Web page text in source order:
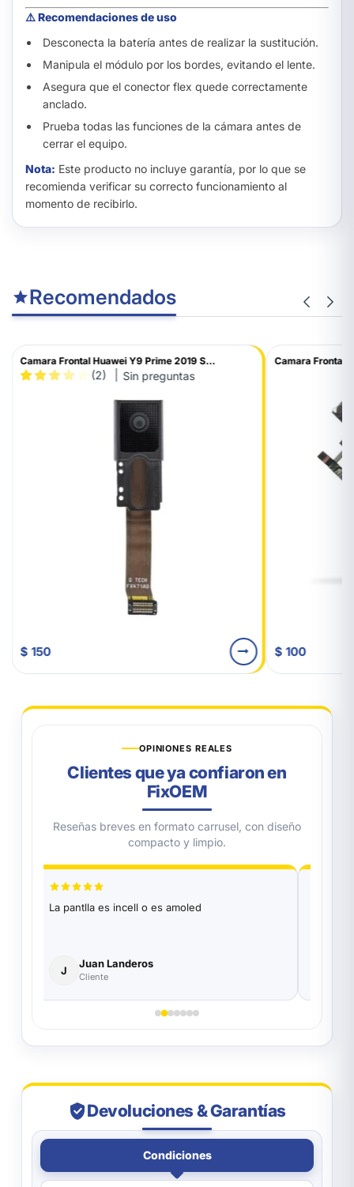
⚠️ Recomendaciones de uso
Desconecta la batería antes de realizar la sustitución.
Manipula el módulo por los bordes, evitando el lente.
Asegura que el conector flex quede correctamente
anclado.
Prueba todas las funciones de la cámara antes de
cerrar el equipo.
Nota: Este producto no incluye garantía, por lo que se
recomienda verificar su correcto funcionamiento al
momento de recibirlo.
Recomendados
Camara Frontal Huawei Y9 Prime 2019 S...
(2) Sin preguntas
$ 150
Camara Frontal
$ 100
OPINIONES REALES
Clientes que ya confiaron en
FixOEM
Reseñas breves en formato carrusel, con diseño
compacto y limpio.
La pantlla es incell o es amoled
J
Juan Landeros
Cliente
Devoluciones & Garantías
Condiciones